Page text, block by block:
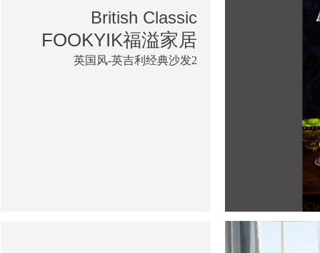
British Classic
FOOKYIK福溢家居
英国风-英吉利经典沙发2